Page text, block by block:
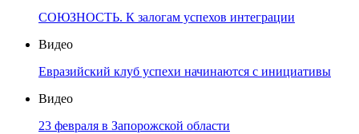
СОЮЗНОСТЬ. К залогам успехов интеграции
Видео
Евразийский клуб успехи начинаются с инициативы
Видео
23 февраля в Запорожской области